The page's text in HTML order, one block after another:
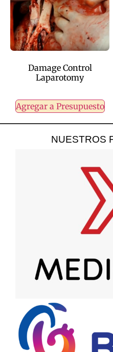
Damage Control
Laparotomy
Agregar a Presupuesto
NUESTROS